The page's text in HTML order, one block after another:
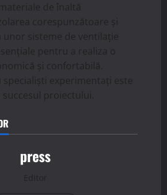
de înaltă
corespunzătoare și
unor sisteme de ventilație
pentru a realiza o
și confortabilă.
specialiști experimentați este
proiectului.
press
Editor